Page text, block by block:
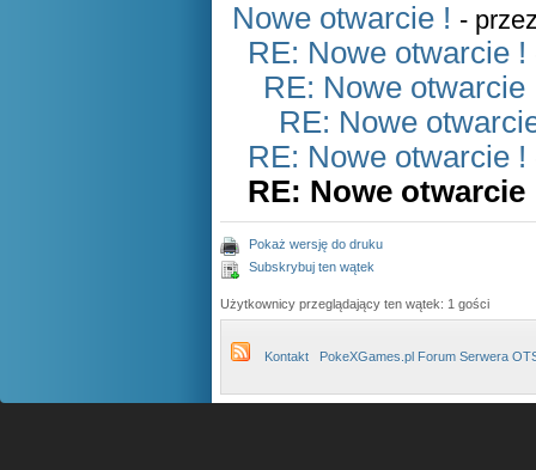
Nowe otwarcie ! -
RE: Nowe otwarcie !
RE: Nowe otwarcie
RE: Nowe
RE: Nowe otwarcie !
RE: Nowe otwarcie
Pokaż wersję do druku
Subskrybuj ten wątek
Użytkownicy przeglądający ten wątek: 1 gości
Kontakt PokeXGames.pl Forum Serwera